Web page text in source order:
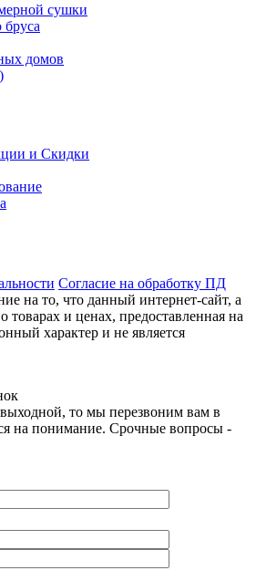
сушки
бруса
домов
и Скидки
Согласие на обработку ПД
на то, что данный интернет-сайт, а
товарах и ценах, предоставленная на
характер и не является
то мы перезвоним вам в
на понимание. Срочные вопросы -